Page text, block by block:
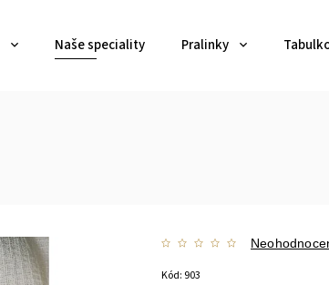
Naše speciality Pralinky
Kód: 903